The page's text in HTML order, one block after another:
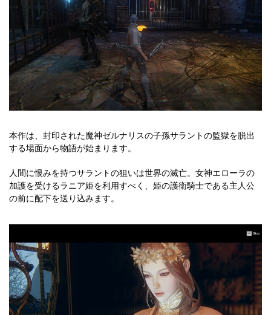
本作は、封印された魔神ゼルナリスの子孫サラントの監獄を脱出
する場面から物語が始まります。
人間に恨みを持つサラントの狙いは世界の滅亡。女神エローラの
加護を受けるラニア姫を利用すべく、姫の護衛騎士である主人公
の前に配下を送り込みます。